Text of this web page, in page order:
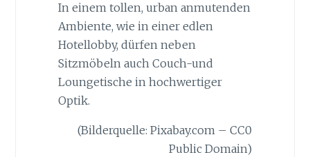
In einem tollen, urban anmutenden
Ambiente, wie in einer edlen
Hotellobby, dürfen neben
Sitzmöbeln auch Couch-und
Loungetische in hochwertiger
Optik.
(Bilderquelle: Pixabay.com – CC0
Public Domain)